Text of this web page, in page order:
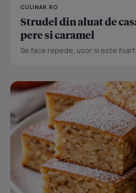
CULINAR.RO
Strudel din aluat de
pere si caramel
Se face repede, usor si este